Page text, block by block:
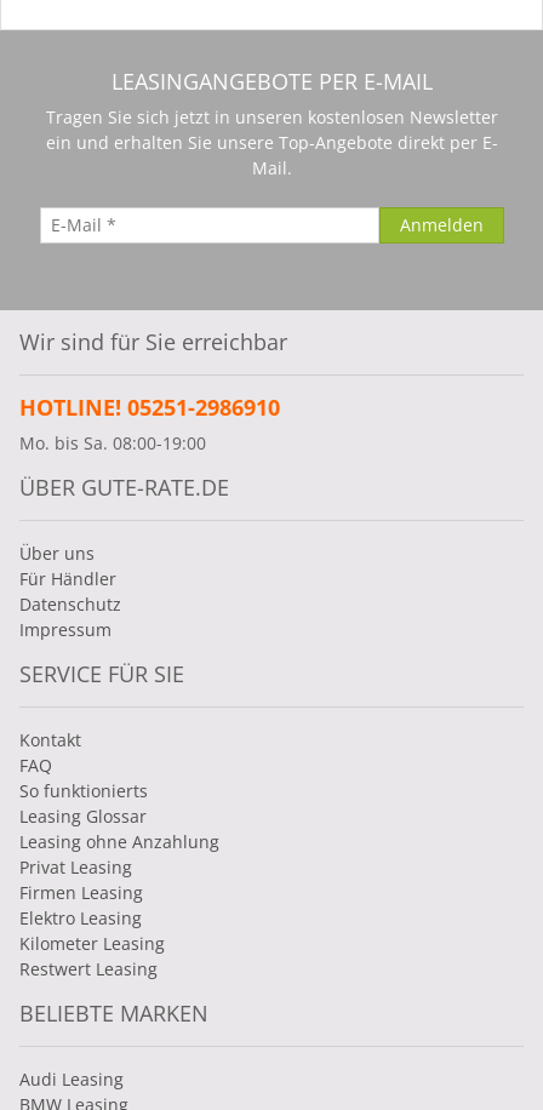
LEASINGANGEBOTE PER E-MAIL
Tragen Sie sich jetzt in unseren kostenlosen Newsletter
ein und erhalten Sie unsere Top-Angebote direkt per E-
Mail.
Wir sind für Sie erreichbar
HOTLINE! 05251-2986910
Mo. bis Sa. 08:00-19:00
ÜBER GUTE-RATE.DE
Über uns
Für Händler
Datenschutz
Impressum
SERVICE FÜR SIE
Kontakt
FAQ
So funktionierts
Leasing Glossar
Leasing ohne Anzahlung
Privat Leasing
Firmen Leasing
Elektro Leasing
Kilometer Leasing
Restwert Leasing
BELIEBTE MARKEN
Audi Leasing
BMW Leasing